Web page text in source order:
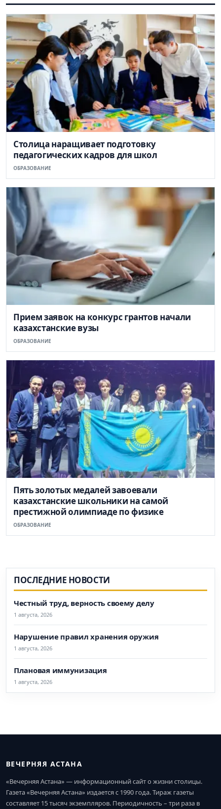
Столица наращивает подготовку
педагогических кадров для школ
ОБРАЗОВАНИЕ
Прием заявок на конкурс грантов начали
казахстанские вузы
ОБРАЗОВАНИЕ
Пять золотых медалей завоевали
казахстанские школьники на самой
престижной олимпиаде по физике
ОБРАЗОВАНИЕ
ПОСЛЕДНИЕ НОВОСТИ
Честный труд, верность своему делу
1 августа, 2026
Нарушение правил хранения оружия
1 августа, 2026
Плановая иммунизация
1 августа, 2026
ВЕЧЕРНЯЯ АСТАНА
«Вечерняя Астана» — информационный сайт о жизни столицы.
Газета «Вечерняя Астана» издается с 1990 года. Тираж газеты
составляет 15 тысяч экземпляров. Периодичность – три раза в